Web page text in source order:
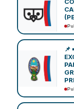
📌